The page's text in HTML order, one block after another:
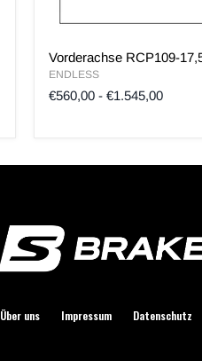
Vorderachse RCP109-
ENDLESS
€560,00 -€1.545,00
Über uns Impressum Datenschutz